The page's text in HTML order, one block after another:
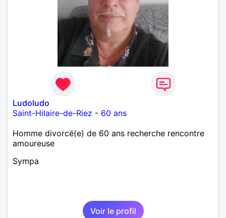
Ludoludo
Saint-Hilaire-de-Riez - 60 ans
Homme divorcé(e) de 60 ans recherche rencontre
amoureuse
Sympa
Voir le profil